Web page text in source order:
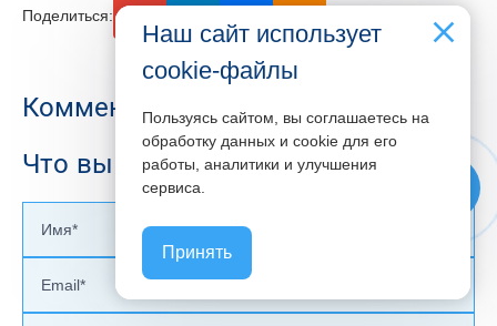
Поделиться: email
Комментарии
Что вы думаете об этом?
Наш сайт использует
cookie-файлы
Пользуясь сайтом, вы соглашаетесь на
обработку данных и cookie для его
работы, аналитики и улучшения
сервиса.
Принять